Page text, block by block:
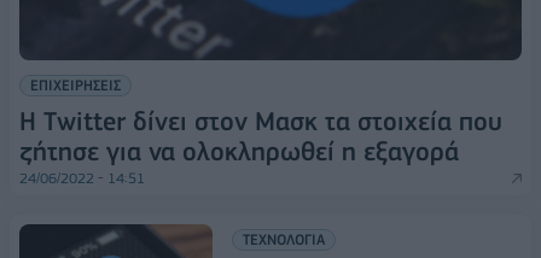
ΕΠΙΧΕΙΡΗΣΕΙΣ
Η Twitter δίνει στον Μασκ τα στοιχεία που
ζήτησε για να ολοκληρωθεί η εξαγορά
24/06/2022 - 14:51
ΤΕΧΝΟΛΟΓΙΑ